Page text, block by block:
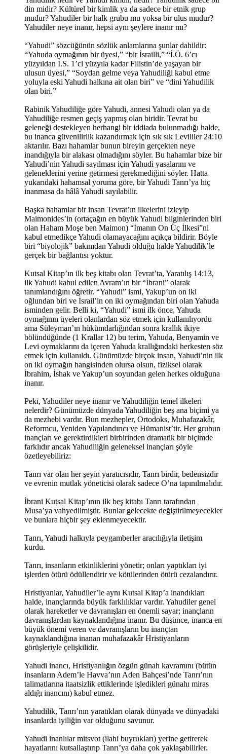
din midir? Kültürel bir kimlik ya da sadece bir etnik grup
mudur? Yahudiler bir halk grubu mu yoksa bir ulus mudur?
Yahudiler neye inanır, hepsi aynı şeylere inanır mı?
“Yahudi” sözcüğünün sözlük anlamlarına şunlar dahildir:
“Yahuda oymağının bir üyesi,” “bir İsrailli,” “İ.Ö. 6’cı
yüzyıldan İ.S. 1’ci yüzyıla kadar Filistin’de yaşayan bir
ulusun üyesi,” “Soydan gelme veya Yahudiliği kabul etme
yoluyla eski Yahudi halkına ait olan biri” ve “dini Yahudilik
olan biri.”
Rabinik Yahudiliğe göre Yahudi, annesi Yahudi olan ya da
Yahudiliğe resmen geçiş yapmış olan biridir. Tevrat bu
geleneği destekleyen herhangi bir iddiada bulunmadığı halde,
bu inanca güvenilirlik kazandırmak için sık sık Levililer 24:10
aktarılır. Bazı hahamlar bunun bireyin gerçekten neye
inandığıyla bir alakası olmadığını söyler. Bu hahamlar bize bir
Yahudi’nin Yahudi sayılması için Yahudi yasalarını ve
geleneklerini yerine getirmesi gerekmediğini söyler. Hatta
yukarıdaki hahamsal yoruma göre, bir Yahudi Tanrı’ya hiç
inanmasa da hâlâ Yahudi sayılabilir.
Başka hahamlar bir insan Tevrat’ın ilkelerini izleyip
Maimonides’in (ortaçağın en büyük Yahudi bilginlerinden biri
olan Haham Moşe ben Maimon) “İmanın On Üç İlkesi”ni
kabul etmedikçe Yahudi olamayacağını açıkça bildirir. Böyle
biri “biyolojik” bakımdan Yahudi olduğu halde Yahudilik’le
gerçek bir bağlantısı yoktur.
Kutsal Kitap’ın ilk beş kitabı olan Tevrat’ta, Yaratılış 14:13,
ilk Yahudi kabul edilen Avram’ın bir “İbrani” olarak
tanımlandığını öğretir. “Yahudi” ismi, Yakup’un on iki
oğlundan biri ve İsrail’in on iki oymağından biri olan Yahuda
isminden gelir. Belli ki, “Yahudi” ismi ilk önce, Yahuda
oymağının üyeleri olanlardan söz etmek için kullanılıyordu
ama Süleyman’ın hükümdarlığından sonra krallık ikiye
bölündüğünde (1 Krallar 12) bu terim, Yahuda, Benyamin ve
Levi oymaklarını da içeren Yahuda krallığındaki herkesten söz
etmek için kullanıldı. Günümüzde birçok insan, Yahudi’nin ilk
on iki oymağın hangisinden olursa olsun, fiziksel olarak
İbrahim, İshak ve Yakup’un soyundan gelen herkes olduğuna
inanır.
Peki, Yahudiler neye inanır ve Yahudiliğin temel ilkeleri
nelerdir? Günümüzde dünyada Yahudiliğin beş ana biçimi ya
da mezhebi vardır. Bun mezhepler, Ortodoks, Muhafazakâr,
Reformcu, Yeniden Yapılandırıcı ve Hümanist’tir. Her grubun
inançları ve gerektirdikleri birbirinden dramatik bir biçimde
farklıdır ancak Yahudiliğin geleneksel inançları şöyle
özetleyebiliriz:
Tanrı var olan her şeyin yaratıcısıdır, Tanrı birdir, bedensizdir
ve evrenin mutlak yöneticisi olarak sadece O’na tapınılmalıdır.
İbrani Kutsal Kitap’ının ilk beş kitabı Tanrı tarafından
Musa’ya vahyedilmiştir. Bunlar gelecekte değiştirilmeyecekler
ve bunlara hiçbir şey eklenmeyecektir.
Tanrı, Yahudi halkıyla peygamberler aracılığıyla iletişim
kurdu.
Tanrı, insanların etkinliklerini yönetir; onları yaptıkları iyi
işlerden ötürü ödüllendirir ve kötülerinden ötürü cezalandırır.
Hristiyanlar, Yahudiler’le aynı Kutsal Kitap’a inandıkları
halde, inançlarında büyük farklılıklar vardır. Yahudiler genel
olarak hareketler ve davranışları en önemli sayar; inançların
davranışlardan kaynaklandığına inanır. Bu düşünce, inanca en
büyük önemi veren ve davranışların bu inançtan
kaynaklandığına inanan muhafazakâr Hristiyanların
görüşleriyle çelişkilidir.
Yahudi inancı, Hristiyanlığın özgün günah kavramını (bütün
insanların Adem’le Havva’nın Aden Bahçesi’nde Tanrı’nın
talimatlarına itaatsizlik ettiklerinde işledikleri günahı miras
aldığı inancını) kabul etmez.
Yahudilik, Tanrı’nın yaratıkları olarak dünyada ve dünyadaki
insanlarda iyiliğin var olduğunu savunur.
Yahudi inanlılar mitsvot (ilahi buyrukları) yerine getirerek
hayatlarını kutsallaştırıp Tanrı’ya daha çok yaklaşabilirler.